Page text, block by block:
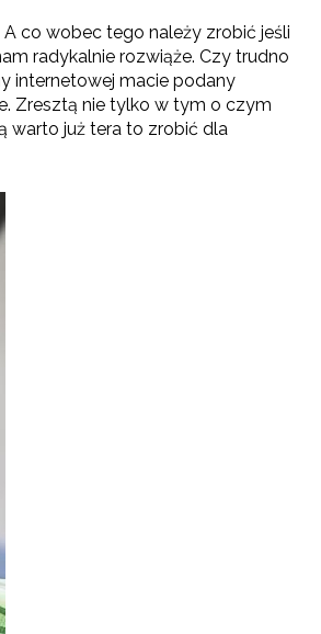
co wobec tego należy zrobić jeśli
radykalnie rozwiąże. Czy trudno
internetowej macie podany
Zresztą nie tylko w tym o czym
warto już tera to zrobić dla